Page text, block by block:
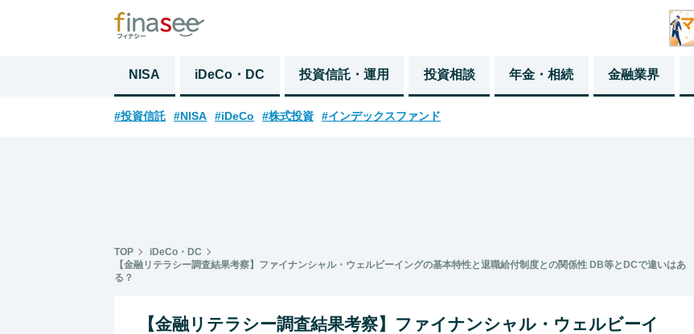
NISA iDeCo・DC 投資信託・運用 投資相談 年金・相続 金融業界
#投資信託 #NISA #iDeCo #株式投資 #インデックスファンド
TOP
iDeCo・DC
【金融リテラシー調査結果考察】ファイナンシャル・ウェルビーイングの基本特性と退職給付制度との関係性 DB等とDCで違いはあ
る？
【金融リテラシー調査結果考察】ファイナンシャル・ウェルビーイ